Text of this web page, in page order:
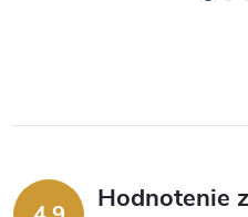
Hodnotenie